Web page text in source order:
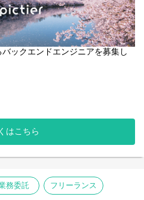
ックエンドエンジニアを募集し
真だけでつながる匿名写真アプ
て共有できます。
トや言語によるやり取りはな
大切にしています。
直感的に楽しめるのが特徴で
はこちら
務委託 フリーランス